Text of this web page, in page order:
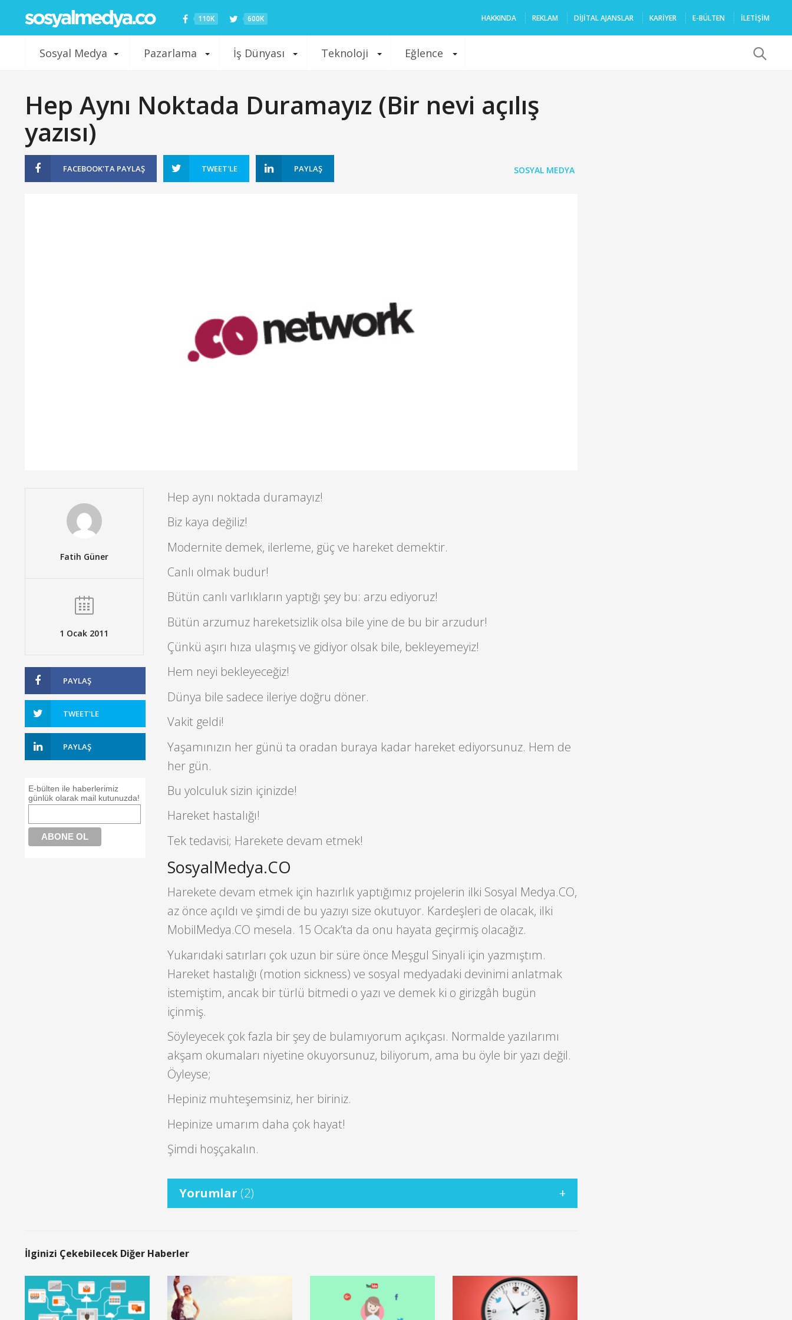
110K 600K HAKKINDA REKLAM DIJITAL AJANSLAR KARIYER E-BÜLTEN İLETİŞİM
Sosyal Medya Pazarlama İş Dünyası Teknoloji Eğlence
Hep Aynı Noktada Duramayız (Bir nevi açılış
yazısı)
FACEBOOK'TA PAYLAŞ TWEET'LE PAYLAŞ SOSYAL MEDYA
Fatih Güner
1 Ocak 2011
PAYLAŞ
TWEET'LE
PAYLAŞ
E-bülten ile haberlerimiz
günlük olarak mail kutunuzda!
Hep aynı noktada duramayız!
Biz kaya değiliz!
Modernite demek, ilerleme, güç ve hareket demektir.
Canlı olmak budur!
Bütün canlı varlıkların yaptığı şey bu: arzu ediyoruz!
Bütün arzumuz hareketsizlik olsa bile yine de bu bir arzudur!
Çünkü aşırı hıza ulaşmış ve gidiyor olsak bile, bekleyemeyiz!
Hem neyi bekleyeceğiz!
Dünya bile sadece ileriye doğru döner.
Vakit geldi!
Yaşamınızın her günü ta oradan buraya kadar hareket ediyorsunuz. Hem de
her gün.
Bu yolculuk sizin içinizde!
Hareket hastalığı!
Tek tedavisi; Harekete devam etmek!
SosyalMedya.CO
Harekete devam etmek için hazırlık yaptığımız projelerin ilki Sosyal Medya.CO,
az önce açıldı ve şimdi de bu yazıyı size okutuyor. Kardeşleri de olacak, ilki
MobilMedya.CO mesela. 15 Ocak’ta da onu hayata geçirmiş olacağız.
Yukarıdaki satırları çok uzun bir süre önce Meşgul Sinyali için yazmıştım.
Hareket hastalığı (motion sickness) ve sosyal medyadaki devinimi anlatmak
istemiştim, ancak bir türlü bitmedi o yazı ve demek ki o girizgâh bugün
içinmiş.
Söyleyecek çok fazla bir şey de bulamıyorum açıkçası. Normalde yazılarımı
akşam okumaları niyetine okuyorsunuz, biliyorum, ama bu öyle bir yazı değil.
Öyleyse;
Hepiniz muhteşemsiniz, her biriniz.
Hepinize umarım daha çok hayat!
Şimdi hoşçakalın.
Yorumlar (2)
İlginizi Çekebilecek Diğer Haberler